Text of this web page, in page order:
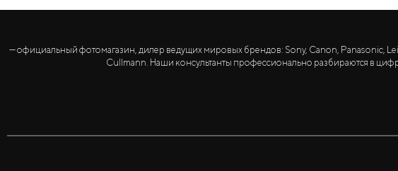
— официальный фотомагазин, дилер ведущих мировых брендов: Sony, Canon, Panasonic,
Cullmann. Наши консультанты профессионально разбираются в